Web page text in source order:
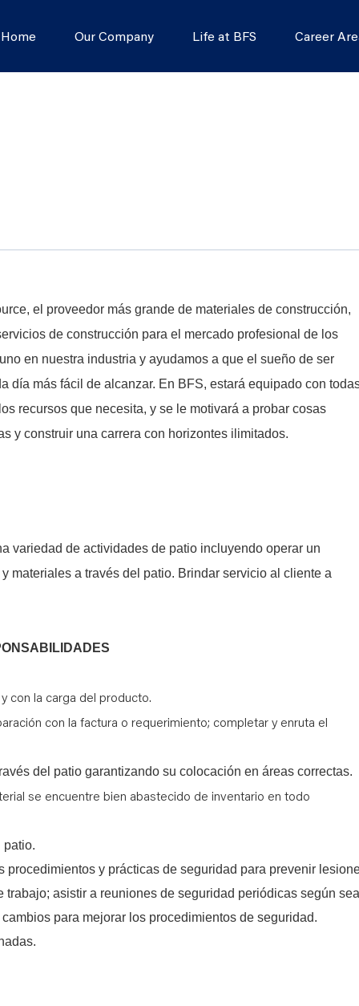
Our Company Life at BFS Career
el proveedor más grande de materiales de construcción,
de construcción para el mercado profesional de los
en nuestra industria y ayudamos a que el sueño de ser
día más fácil de alcanzar. En BFS, estará equipado con
recursos que necesita, y se le motivará a probar cosas
y construir una carrera con horizontes ilimitados.
variedad de actividades de patio incluyendo operar un
materiales a través del patio. Brindar servicio al cliente a
con la carga del producto.
con la factura o requerimiento; completar y enruta el
del patio garantizando su colocación en áreas correctas.
se encuentre bien abastecido de inventario en todo
patio.
procedimientos y prácticas de seguridad para prevenir
trabajo; asistir a reuniones de seguridad periódicas según sea
para mejorar los procedimientos de seguridad.